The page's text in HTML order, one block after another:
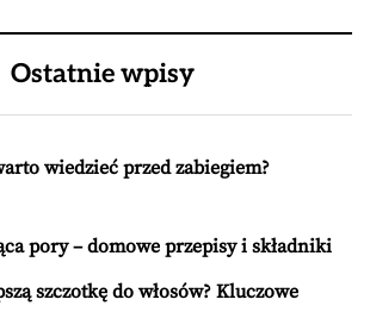
Ostatnie wpisy
wiedzieć przed zabiegiem?
pory – domowe przepisy i składniki
szczotkę do włosów? Kluczowe